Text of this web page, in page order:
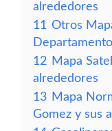
alrededores
11 Otros
12 Mapa
alrededores
13 Mapa
Gomez y sus